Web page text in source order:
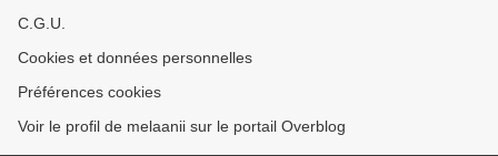
C.G.U.
Cookies et données personnelles
Préférences cookies
Voir le profil de melaanii sur le portail Overblog